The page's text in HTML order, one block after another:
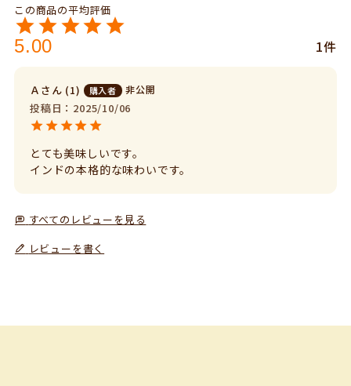
5.00 1
Ａ 1 購入者 非公開
投稿日 2025/10/06
とても美味しいです。
インドの本格的な味わいです。
すべてのレビューを見る
レビューを書く